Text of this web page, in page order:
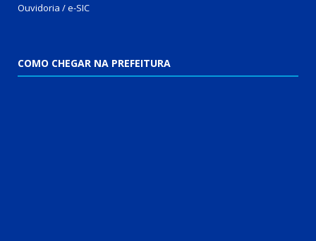
Ouvidoria /e-SIC
COMO CHEGAR NA PREFEITURA